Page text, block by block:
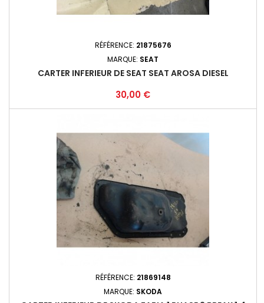
RÉFÉRENCE: 21875676
MARQUE: SEAT
CARTER INFERIEUR DE SEAT SEAT AROSA DIESEL
Prix
30,00 €
RÉFÉRENCE: 21869148
MARQUE: SKODA